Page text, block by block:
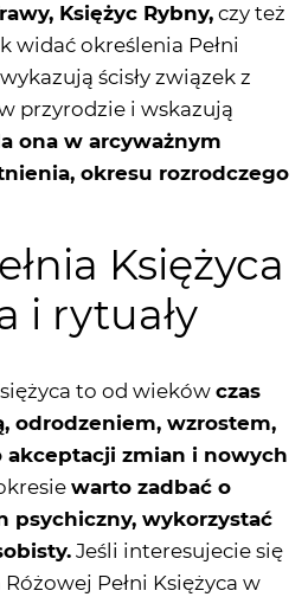
Księżyc Rybny, czy też
widać określenia Pełni
ścisły związek z
przyrodzie i wskazują
ona w arcyważnym
okresu rozrodczego
Księżyca
i rytuały
to od wieków czas
odrodzeniem, wzrostem,
akceptacji zmian i nowych
warto zadbać o
psychiczny, wykorzystać
Jeśli interesujecie się
Pełni Księżyca w